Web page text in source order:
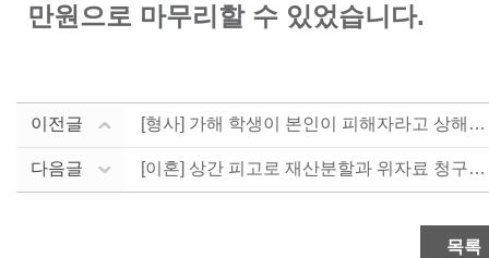
만원으로 마무리할 수 있었습니다.
이전글 [형사] 가해 학생이 본인이 피해자라고 상해죄 혐의로 ....
다음글 [이혼] 상간 피고로 재산분할과 위자료 청구받은 의뢰인....
목록